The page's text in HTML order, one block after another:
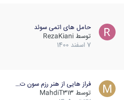
حامل های اتمی سوئد
توسط RezaKiani
7 اسفند 1400
فراز هایی از هنر رزم سون ت…
توسط MahdiT313